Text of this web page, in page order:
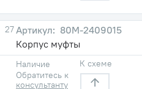
27
80М-2409015
Корпус муфты
Наличие
Обратитесь к
консультанту
К схеме